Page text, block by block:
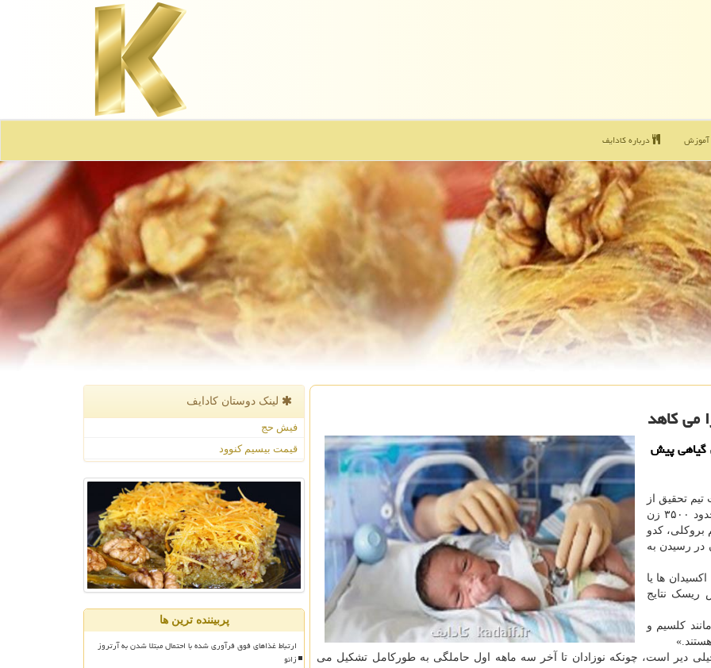
آموزش درباره كادایف
می كاهد
گیاهی پیش
تحقیق از
دانشگاه کوئینزلند استرالیا، در این مطالعه، رژیم غذایی حدود ۳۵۰۰ زن
کدو
در رسیدن به
ها یا
ریسک نتایج
کلسیم و
دیر است، چونکه نوزادان تا آخر سه ماهه اول حاملگی به طورکامل تشکیل می
لینک دوستان كادایف
فیش حج
قیمت بیسیم کنوود
پربیننده ترین ها
ارتباط غذاهای فوق فرآوری شده با احتمال مبتلا شدن به آرتروز
زانو